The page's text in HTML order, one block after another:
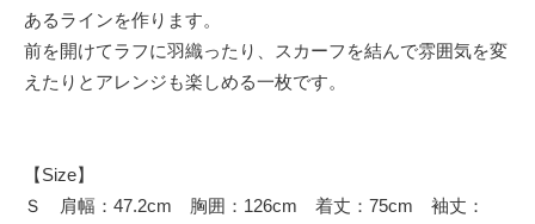
あるラインを作ります。
前を開けてラフに羽織ったり、スカーフを結んで雰囲気を変
えたりとアレンジも楽しめる一枚です。
【Size】
Ｓ 肩幅：47.2cm 胸囲：126cm 着丈：75cm 袖丈：